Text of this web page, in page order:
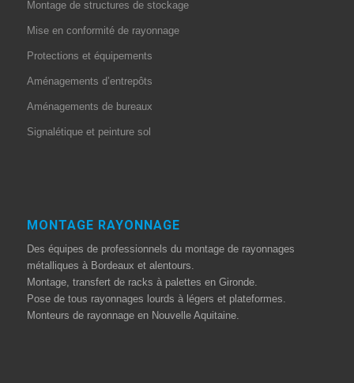
Montage de structures de stockage
Mise en conformité de rayonnage
Protections et équipements
Aménagements d’entrepôts
Aménagements de bureaux
Signalétique et peinture sol
MONTAGE RAYONNAGE
Des équipes de professionnels du montage de rayonnages
métalliques à Bordeaux et alentours.
Montage, transfert de racks à palettes en Gironde.
Pose de tous rayonnages lourds à légers et plateformes.
Monteurs de rayonnage en Nouvelle Aquitaine.